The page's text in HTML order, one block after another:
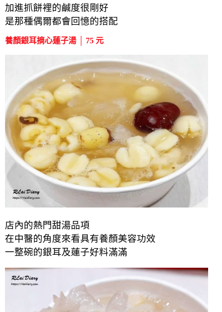
加進抓餅裡的鹹度很剛好
是那種偶爾都會回憶的搭配
養顏銀耳摘心蓮子湯 │ 75 元
店內的熱門甜湯品項
在中醫的角度來看具有養顏美容功效
一整碗的銀耳及蓮子好料滿滿